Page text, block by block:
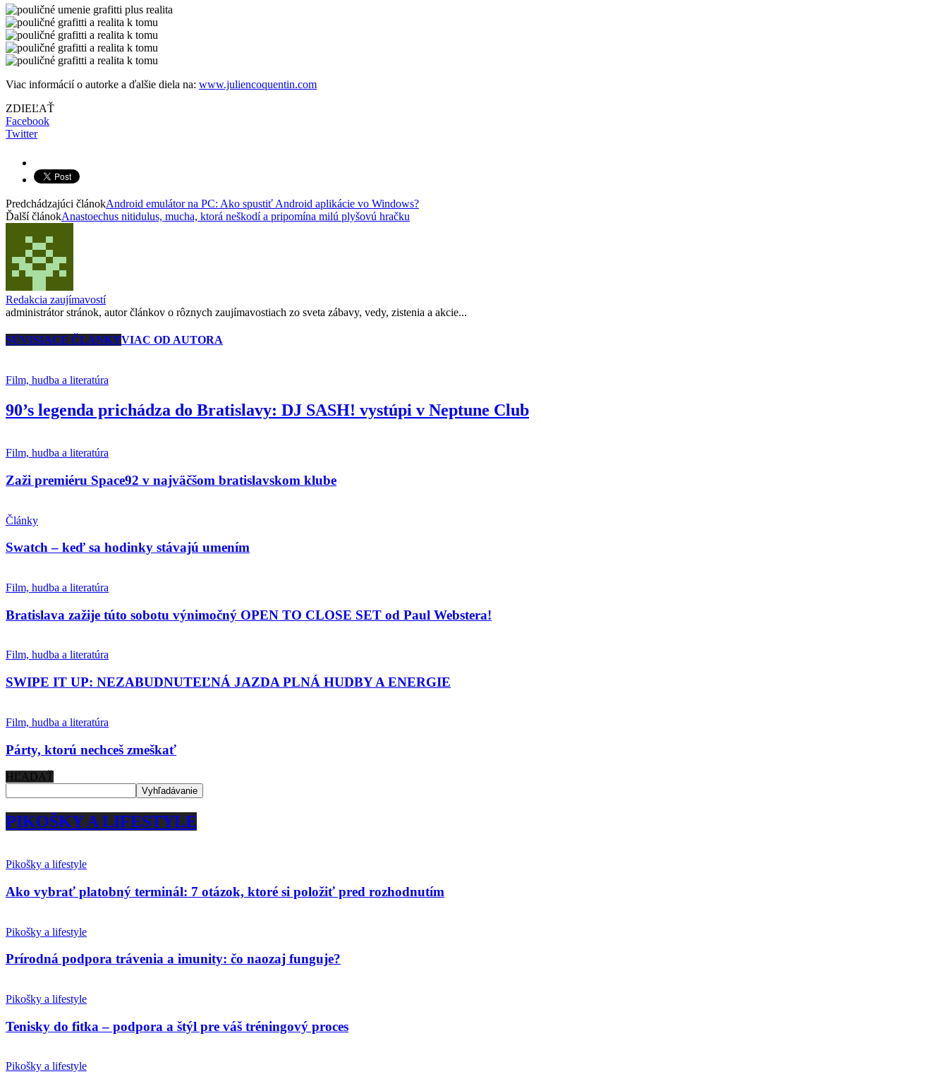
Viac informácií o autorke a ďalšie diela na: www.juliencoquentin.com
ZDIEĽAŤ
Facebook
Twitter
Predchádzajúci článokAndroid emulátor na PC: Ako spustiť Android aplikácie vo Windows?
Ďalší článokAnastoechus nitidulus, mucha, ktorá neškodí a pripomína milú plyšovú hračku
Redakcia zaujímavostí
administrátor stránok, autor článkov o rôznych zaujímavostiach zo sveta zábavy, vedy, zistenia a akcie...
SÚVISIACE ČLÁNKYVIAC OD AUTORA
Film, hudba a literatúra
90’s legenda prichádza do Bratislavy: DJ SASH! vystúpi v Neptune Club
Film, hudba a literatúra
Zaži premiéru Space92 v najväčšom bratislavskom klube
Články
Swatch – keď sa hodinky stávajú umením
Film, hudba a literatúra
Bratislava zažije túto sobotu výnimočný OPEN TO CLOSE SET od Paul Webstera!
Film, hudba a literatúra
SWIPE IT UP: NEZABUDNUTEĽNÁ JAZDA PLNÁ HUDBY A ENERGIE
Film, hudba a literatúra
Párty, ktorú nechceš zmeškať
HĽADAŤ
PIKOŠKY A LIFESTYLE
Pikošky a lifestyle
Ako vybrať platobný terminál: 7 otázok, ktoré si položiť pred rozhodnutím
Pikošky a lifestyle
Prírodná podpora trávenia a imunity: čo naozaj funguje?
Pikošky a lifestyle
Tenisky do fitka – podpora a štýl pre váš tréningový proces
Pikošky a lifestyle